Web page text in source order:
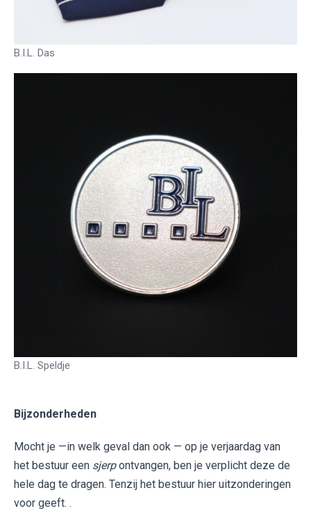
B.I.L. Das
B.I.L. Speldje
​​​​​​​Bijzonderheden
Mocht je —in welk geval dan ook — op je verjaardag van
het bestuur een sjerpontvangen, ben je verplicht deze de
hele dag te dragen. Tenzij het bestuur hier uitzonderingen
voor geeft. .